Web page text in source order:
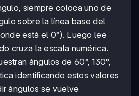
siempre coloca uno de
sobre la línea base del
está el 0°). Luego lee
cruza la escala numérica.
ángulos de 60°, 130°,
identificando estos valores
ángulos se vuelve